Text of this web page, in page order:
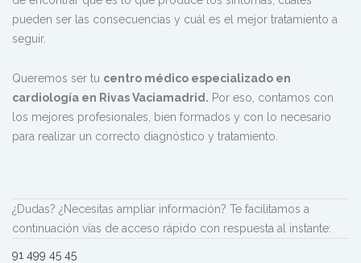
pueden ser las consecuencias y cuál es el mejor tratamiento a
seguir.
Queremos ser tu centro médico especializado en
cardiología en Rivas Vaciamadrid. Por eso, contamos con
los mejores profesionales, bien formados y con lo necesario
para realizar un correcto diagnóstico y tratamiento.
¿Dudas? ¿Necesitas ampliar información? Te facilitamos a
continuación vías de acceso rápido con respuesta al instante:
91 499 45 45